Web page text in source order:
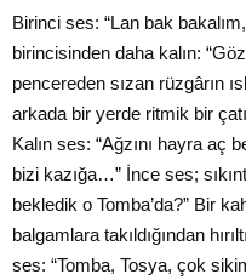
Birinci ses: “Lan bak
birincisinden daha kalın:
pencereden sızan rüzgârın
arkada bir yerde ritmik bir
Kalın ses: “Ağzını hayra aç
bizi kazığa…” İnce ses;
bekledik o Tomba’da?” Bir
balgamlara takıldığından
ses: “Tomba, Tosya, çok